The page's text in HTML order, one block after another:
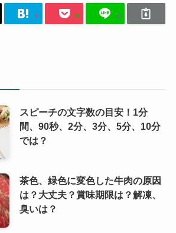
スピーチの文字数の目安！1分
間、90秒、2分、3分、5分、10分
では？
茶色、緑色に変色した牛肉の原因
は？大丈夫？賞味期限は？解凍、
臭いは？